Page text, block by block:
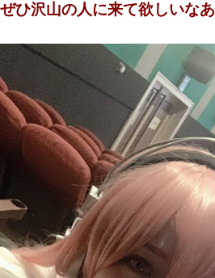
ぜひ沢山の人に来て欲しいなあ